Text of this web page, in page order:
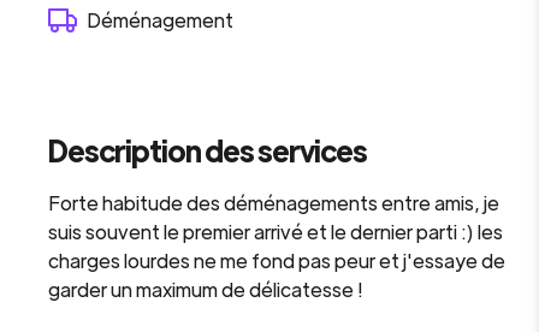
Déménagement
Description des services
Forte habitude des déménagements entre amis, je
suis souvent le premier arrivé et le dernier parti :) les
charges lourdes ne me fond pas peur et j'essaye de
garder un maximum de délicatesse !